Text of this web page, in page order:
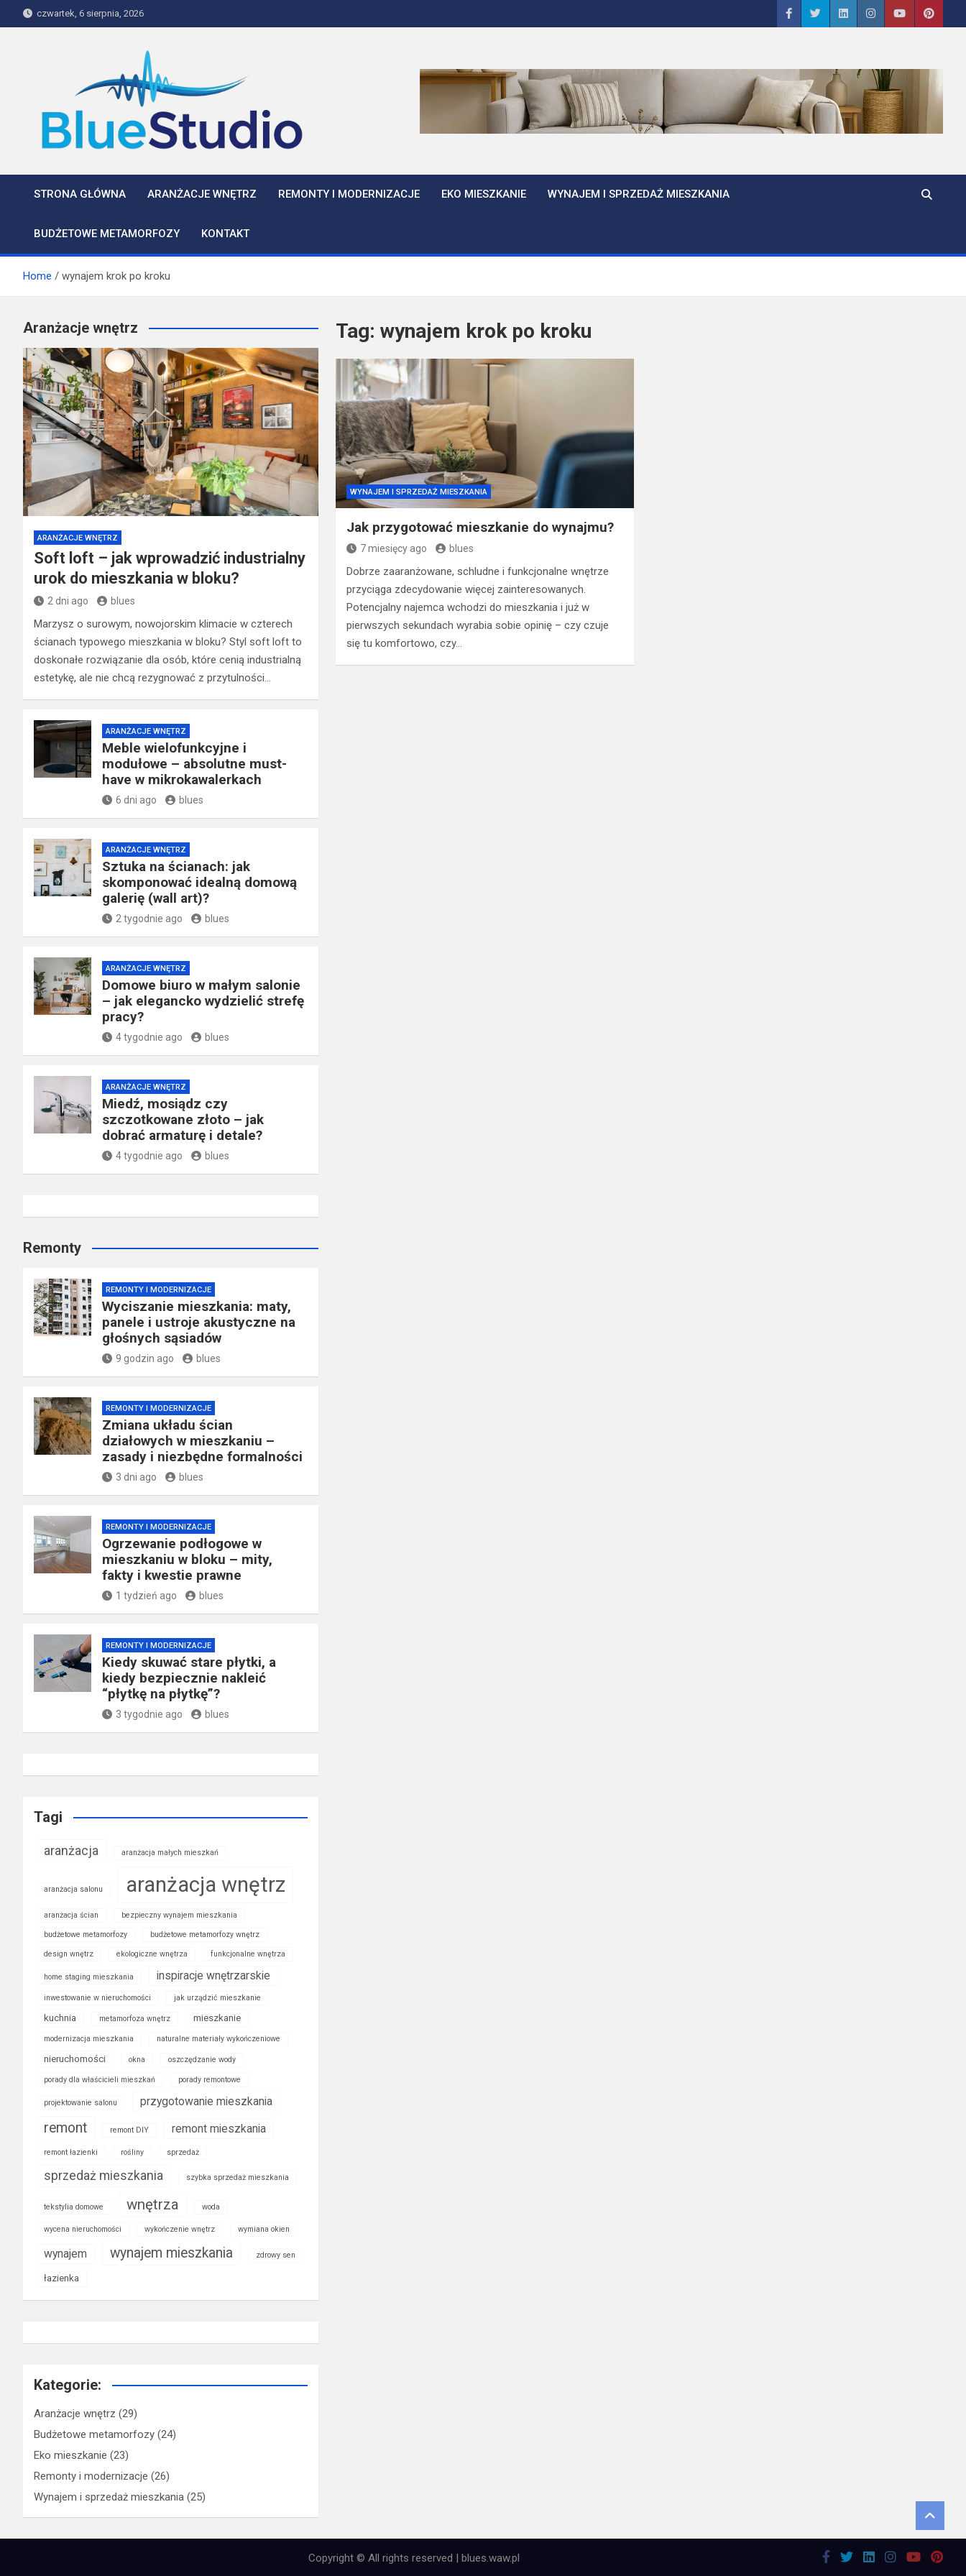
to
czwartek, 6 sierpnia, 2026
BlueStudio
STRONA GŁÓWNA ARANŻACJE WNĘTRZ REMONTY I MODERNIZACJE EKO MIESZKANIE WYNAJEM I SPRZEDAŻ MIESZKANIA
BUDŻETOWE METAMORFOZY KONTAKT
Home wynajem krok po kroku
Tag: wynajem krok po kroku
WYNAJEM I SPRZEDAŻ MIESZKANIA
Jak przygotować mieszkanie do wynajmu?
7 miesięcy ago blues
Dobrze zaaranżowane, schludne i funkcjonalne wnętrze
przyciąga zdecydowanie więcej zainteresowanych.
Potencjalny najemca wchodzi do mieszkania i już w
pierwszych sekundach wyrabia sobie opinię – czy czuje
się tu komfortowo, czy…
Aranżacje wnętrz
ARANŻACJE WNĘTRZ
Soft loft – jak wprowadzić industrialny
urok do mieszkania w bloku?
2 dni ago blues
Marzysz o surowym, nowojorskim klimacie w czterech
ścianach typowego mieszkania w bloku? Styl soft loft to
doskonałe rozwiązanie dla osób, które cenią industrialną
estetykę, ale nie chcą rezygnować z przytulności…
ARANŻACJE WNĘTRZ
Meble wielofunkcyjne i
modułowe – absolutne must-
have w mikrokawalerkach
6 dni ago blues
ARANŻACJE WNĘTRZ
Sztuka na ścianach: jak
skomponować idealną domową
galerię (wall art)?
2 tygodnie ago blues
ARANŻACJE WNĘTRZ
Domowe biuro w małym salonie
– jak elegancko wydzielić strefę
pracy?
4 tygodnie ago blues
ARANŻACJE WNĘTRZ
Miedź, mosiądz czy
szczotkowane złoto – jak
dobrać armaturę i detale?
4 tygodnie ago blues
Remonty
REMONTY I MODERNIZACJE
Wyciszanie mieszkania: maty,
panele i ustroje akustyczne na
głośnych sąsiadów
9 godzin ago blues
REMONTY I MODERNIZACJE
Zmiana układu ścian
działowych w mieszkaniu –
zasady i niezbędne formalności
3 dni ago blues
REMONTY I MODERNIZACJE
Ogrzewanie podłogowe w
mieszkaniu w bloku – mity,
fakty i kwestie prawne
1 tydzień ago blues
REMONTY I MODERNIZACJE
Kiedy skuwać stare płytki, a
kiedy bezpiecznie nakleić
“płytkę na płytkę”?
3 tygodnie ago blues
Tagi
aranżacja aranżacja małych mieszkań
aranżacja salonu aranżacja wnętrz
aranżacja ścian bezpieczny wynajem mieszkania
budżetowe metamorfozy budżetowe metamorfozy wnętrz
design wnętrz ekologiczne wnętrza funkcjonalne wnętrza
home staging mieszkania inspiracje wnętrzarskie
inwestowanie w nieruchomości jak urządzić mieszkanie
kuchnia metamorfoza wnętrz mieszkanie
modernizacja mieszkania naturalne materiały wykończeniowe
nieruchomości okna oszczędzanie wody
porady dla właścicieli mieszkań porady remontowe
projektowanie salonu przygotowanie mieszkania
remont remont DIY remont mieszkania
remont łazienki rośliny sprzedaż
sprzedaż mieszkania szybka sprzedaż mieszkania
tekstylia domowe wnętrza woda
wycena nieruchomości wykończenie wnętrz wymiana okien
wynajem wynajem mieszkania zdrowy sen
łazienka
Kategorie:
Aranżacje wnętrz (29)
Budżetowe metamorfozy (24)
Eko mieszkanie (23)
Remonty i modernizacje (26)
Wynajem i sprzedaż mieszkania (25)
Copyright © All rights reserved | blues.waw.pl